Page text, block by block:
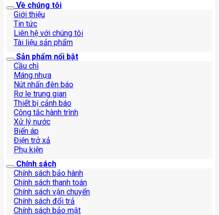
Về chúng tôi
Giới thiệu
Tin tức
Liên hệ với chúng tôi
Tài liệu sản phẩm
Sản phẩm nổi bật
Cầu chì
Máng nhựa
Nút nhấn đèn báo
Rơ le trung gian
Thiết bị cảnh báo
Công tắc hành trình
Xử lý nước
Biến áp
Điện trở xả
Phụ kiện
Chính sách
Chính sách bảo hành
Chính sách thanh toán
Chính sách vận chuyển
Chính sách đổi trả
Chính sách bảo mật